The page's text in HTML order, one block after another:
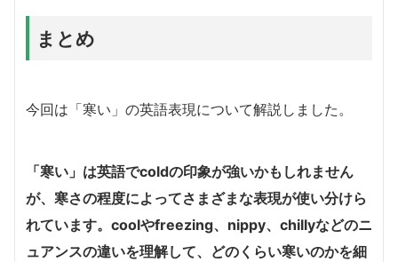
まとめ
今回は「寒い」の英語表現について解説しました。
「寒い」は英語でcoldの印象が強いかもしれません
が、寒さの程度によってさまざまな表現が使い分けら
れています。coolやfreezing、nippy、chillyなどのニ
ュアンスの違いを理解して、どのくらい寒いのかを細